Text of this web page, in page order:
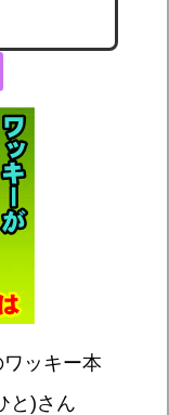
ッキー本
と)さん